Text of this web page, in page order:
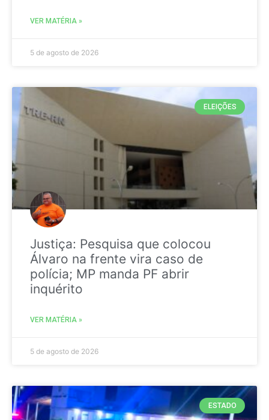
VER MATÉRIA »
5 de agosto de 2026
ELEIÇÕES
Justiça: Pesquisa que colocou
Álvaro na frente vira caso de
polícia; MP manda PF abrir
inquérito
VER MATÉRIA »
5 de agosto de 2026
ESTADO